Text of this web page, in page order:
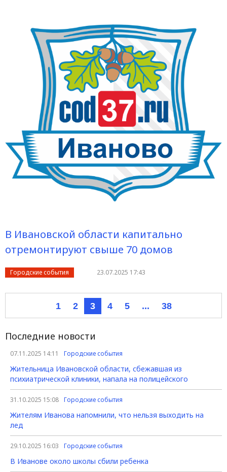
В Ивановской области капитально
отремонтируют свыше 70 домов
Городские события 23.07.2025 17:43
1 2 3 4 5 ... 38
Последние новости
07.11.2025 14:11 Городские события
Жительница Ивановской области, сбежавшая из
психиатрической клиники, напала на полицейского
31.10.2025 15:08 Городские события
Жителям Иванова напомнили, что нельзя выходить на
лед
29.10.2025 16:03 Городские события
В Иванове около школы сбили ребенка